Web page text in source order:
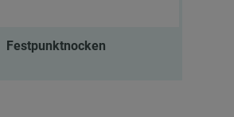
Festpunktnocken